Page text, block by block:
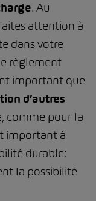
. Au
attention à
dans votre
règlement
important que
d’autres
comme pour la
important à
durable:
la possibilité